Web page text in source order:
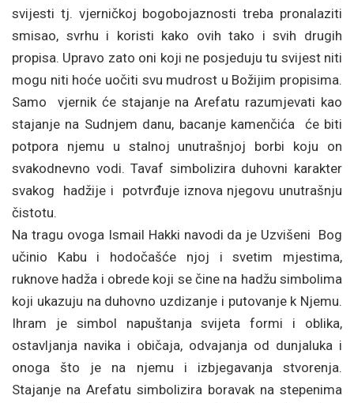
svijesti tj. vjerničkoj bogobojaznosti treba pronalaziti
smisao, svrhu i koristi kako ovih tako i svih drugih
propisa. Upravo zato oni koji ne posjeduju tu svijest niti
mogu niti hoće uočiti svu mudrost u Božijim propisima.
Samo vjernik će stajanje na Arefatu razumjevati kao
stajanje na Sudnjem danu, bacanje kamenčića će biti
potpora njemu u stalnoj unutrašnjoj borbi koju on
svakodnevno vodi. Tavaf simbolizira duhovni karakter
svakog hadžije i potvrđuje iznova njegovu unutrašnju
čistotu.
Na tragu ovoga Ismail Hakki navodi da je Uzvišeni Bog
učinio Kabu i hodočašće njoj i svetim mjestima,
ruknove hadža i obrede koji se čine na hadžu simbolima
koji ukazuju na duhovno uzdizanje i putovanje k Njemu.
Ihram je simbol napuštanja svijeta formi i oblika,
ostavljanja navika i običaja, odvajanja od dunjaluka i
onoga što je na njemu i izbjegavanja stvorenja.
Stajanje na Arefatu simbolizira boravak na stepenima